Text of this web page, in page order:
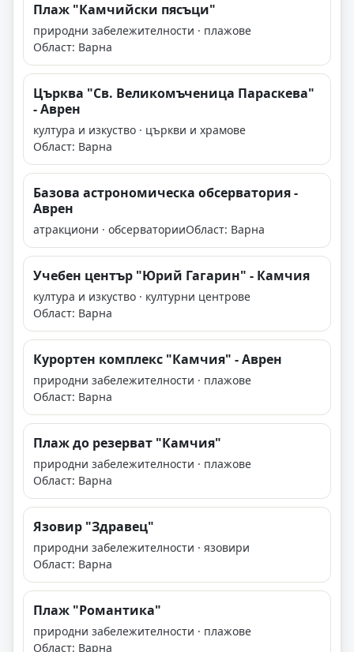
Плаж "Камчийски пясъци"
природни забележителности · плажове
Област: Варна
Църква "Св. Великомъченица Параскева"
- Аврен
култура и изкуство · църкви и храмове
Област: Варна
Базова астрономическа обсерватория -
Аврен
атракциони · обсерваторииОбласт: Варна
Учебен център "Юрий Гагарин" - Камчия
култура и изкуство · културни центрове
Област: Варна
Курортен комплекс "Камчия" - Аврен
природни забележителности · плажове
Област: Варна
Плаж до резерват "Камчия"
природни забележителности · плажове
Област: Варна
Язовир "Здравец"
природни забележителности · язовири
Област: Варна
Плаж "Романтика"
природни забележителности · плажове
Област: Варна